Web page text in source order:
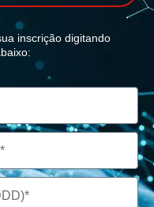
inscrição digitando